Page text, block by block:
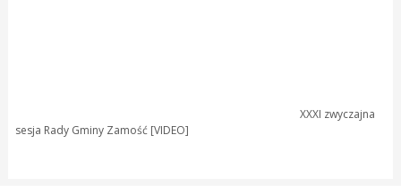
XXXI zwyczajna
sesja Rady Gminy Zamość [VIDEO]